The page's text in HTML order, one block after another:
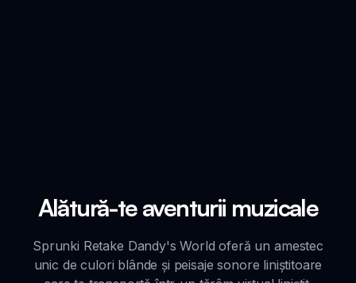
Alătură-te aventurii muzicale
Sprunki Retake Dandy's World oferă un amestec
unic de culori blânde și peisaje sonore liniștitoare